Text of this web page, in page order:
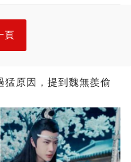
頁
猛原因，提到魏無羨偷